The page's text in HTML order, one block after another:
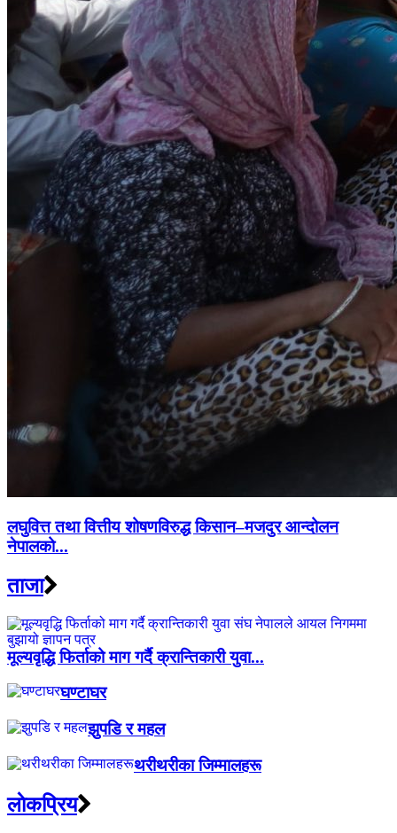
लघुवित्त तथा वित्तीय शोषणविरुद्ध किसान–मजदुर आन्दोलन
नेपालको...
ताजा
मूल्यवृद्धि फिर्ताको माग गर्दै क्रान्तिकारी युवा...
घण्टाघर
झुपडि र महल
थरीथरीका जिम्मालहरू
लाेकप्रिय